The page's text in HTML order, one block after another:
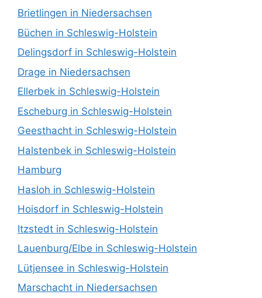
Brietlingen in Niedersachsen
Büchen in Schleswig-Holstein
Delingsdorf in Schleswig-Holstein
Drage in Niedersachsen
Ellerbek in Schleswig-Holstein
Escheburg in Schleswig-Holstein
Geesthacht in Schleswig-Holstein
Halstenbek in Schleswig-Holstein
Hamburg
Hasloh in Schleswig-Holstein
Hoisdorf in Schleswig-Holstein
Itzstedt in Schleswig-Holstein
Lauenburg/Elbe in Schleswig-Holstein
Lütjensee in Schleswig-Holstein
Marschacht in Niedersachsen